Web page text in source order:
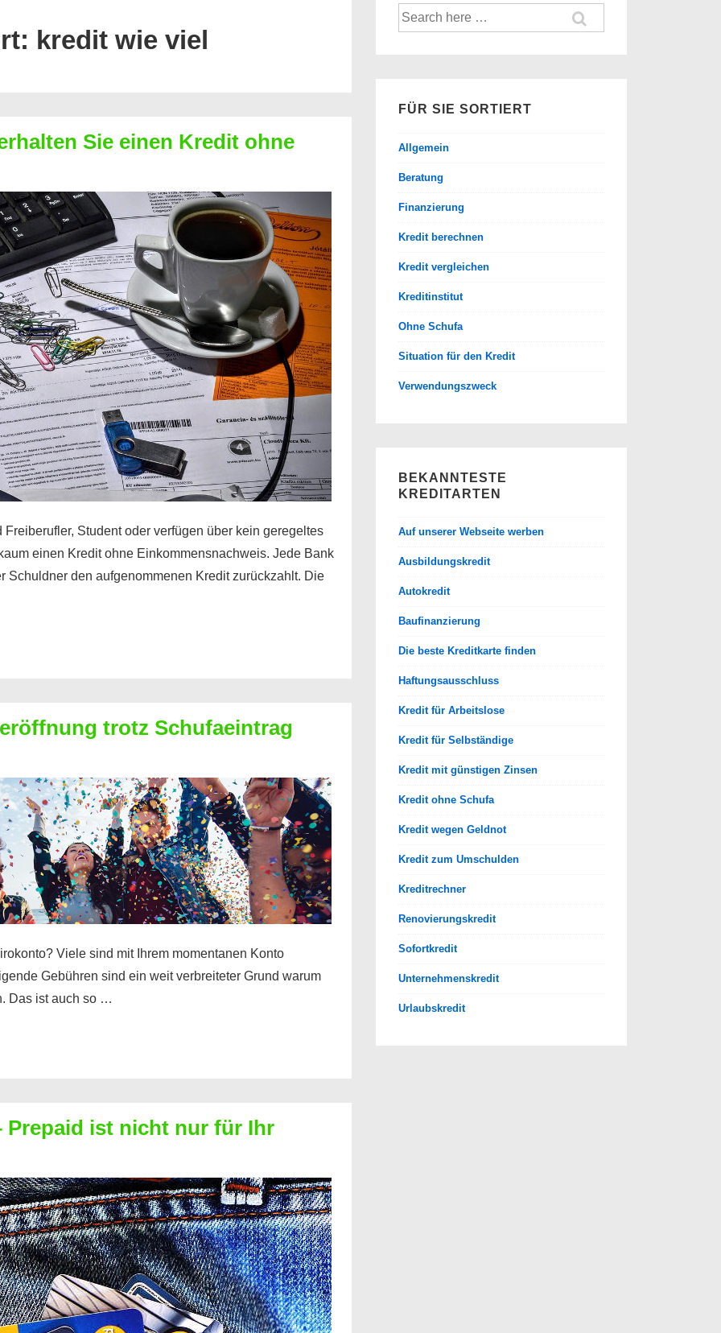
kredit wie viel
Sie einen Kredit ohne
Student oder verfügen über kein geregeltes
einen Kredit ohne Einkommensnachweis. Jede Bank
Schuldner den aufgenommenen Kredit zurückzahlt. Die
trotz Schufaeintrag
Viele sind mit Ihrem momentanen Konto
Gebühren sind ein weit verbreiteter Grund warum
Das ist auch so …
Prepaid ist nicht nur für Ihr
Suche
nach:
FÜR SIE SORTIERT
Allgemein
Beratung
Finanzierung
Kredit berechnen
Kredit vergleichen
Kreditinstitut
Ohne Schufa
Situation für den Kredit
Verwendungszweck
BEKANNTESTE
KREDITARTEN
Auf unserer Webseite werben
Ausbildungskredit
Autokredit
Baufinanzierung
Die beste Kreditkarte finden
Haftungsausschluss
Kredit für Arbeitslose
Kredit für Selbständige
Kredit mit günstigen Zinsen
Kredit ohne Schufa
Kredit wegen Geldnot
Kredit zum Umschulden
Kreditrechner
Renovierungskredit
Sofortkredit
Unternehmenskredit
Urlaubskredit